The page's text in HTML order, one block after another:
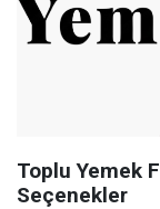
Toplu Yemek
Seçenekler